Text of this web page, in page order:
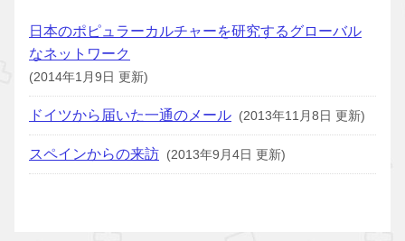
日本のポピュラーカルチャーを研究するグローバル
なネットワーク
(2014年1月9日 更新)
ドイツから届いた一通のメール (2013年11月8日 更新)
スペインからの来訪 (2013年9月4日 更新)